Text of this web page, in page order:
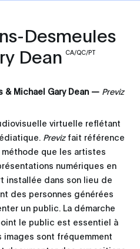
Desmeules
Dean CA/QC/PT
& Michael Gary Dean — Previz
virtuelle reflétant
Previzfait référence
méthode que les artistes
numériques en
installée dans son lieu de
des personnes générées
un public. La démarche
le public est essentiel à
sont fréquemment